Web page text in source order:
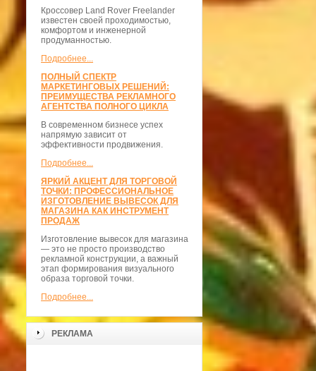
Кроссовер Land Rover Freelander
известен своей проходимостью,
комфортом и инженерной
продуманностью.
Подробнее...
ПОЛНЫЙ СПЕКТР
МАРКЕТИНГОВЫХ РЕШЕНИЙ:
ПРЕИМУЩЕСТВА РЕКЛАМНОГО
АГЕНТСТВА ПОЛНОГО ЦИКЛА
В современном бизнесе успех
напрямую зависит от
эффективности продвижения.
Подробнее...
ЯРКИЙ АКЦЕНТ ДЛЯ ТОРГОВОЙ
ТОЧКИ: ПРОФЕССИОНАЛЬНОЕ
ИЗГОТОВЛЕНИЕ ВЫВЕСОК ДЛЯ
МАГАЗИНА КАК ИНСТРУМЕНТ
ПРОДАЖ
Изготовление вывесок для магазина
— это не просто производство
рекламной конструкции, а важный
этап формирования визуального
образа торговой точки.
Подробнее...
РЕКЛАМА